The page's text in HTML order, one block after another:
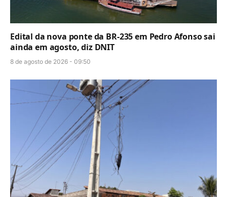
Edital da nova ponte da BR-235 em Pedro Afonso sai
ainda em agosto, diz DNIT
8 de agosto de 2026 - 09:50